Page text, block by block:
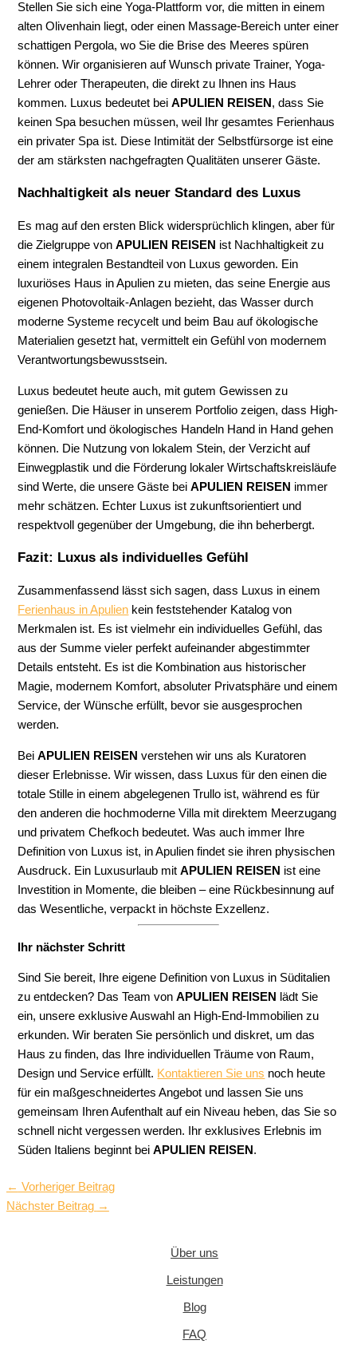
Stellen Sie sich eine Yoga-Plattform vor, die mitten in einem
alten Olivenhain liegt, oder einen Massage-Bereich unter einer
schattigen Pergola, wo Sie die Brise des Meeres spüren
können. Wir organisieren auf Wunsch private Trainer, Yoga-
Lehrer oder Therapeuten, die direkt zu Ihnen ins Haus
kommen. Luxus bedeutet beiAPULIEN REISEN , dass Sie
keinen Spa besuchen müssen, weil Ihr gesamtes Ferienhaus
ein privater Spa ist. Diese Intimität der Selbstfürsorge ist eine
der am stärksten nachgefragten Qualitäten unserer Gäste.
Nachhaltigkeit als neuer Standard des Luxus
Es mag auf den ersten Blick widersprüchlich klingen, aber für
die Zielgruppe vonAPULIEN REISEN ist Nachhaltigkeit zu
einem integralen Bestandteil von Luxus geworden. Ein
luxuriöses Haus in Apulien zu mieten, das seine Energie aus
eigenen Photovoltaik-Anlagen bezieht, das Wasser durch
moderne Systeme recycelt und beim Bau auf ökologische
Materialien gesetzt hat, vermittelt ein Gefühl von modernem
Verantwortungsbewusstsein.
Luxus bedeutet heute auch, mit gutem Gewissen zu
genießen. Die Häuser in unserem Portfolio zeigen, dass High-
End-Komfort und ökologisches Handeln Hand in Hand gehen
können. Die Nutzung von lokalem Stein, der Verzicht auf
Einwegplastik und die Förderung lokaler Wirtschaftskreisläufe
sind Werte, die unsere Gäste beiAPULIEN REISEN immer
mehr schätzen. Echter Luxus ist zukunftsorientiert und
respektvoll gegenüber der Umgebung, die ihn beherbergt.
Fazit: Luxus als individuelles Gefühl
Zusammenfassend lässt sich sagen, dass Luxus in einem
Ferienhaus in Apulien kein feststehender Katalog von
Merkmalen ist. Es ist vielmehr ein individuelles Gefühl, das
aus der Summe vieler perfekt aufeinander abgestimmter
Details entsteht. Es ist die Kombination aus historischer
Magie, modernem Komfort, absoluter Privatsphäre und einem
Service, der Wünsche erfüllt, bevor sie ausgesprochen
werden.
BeiAPULIEN REISEN verstehen wir uns als Kuratoren
dieser Erlebnisse. Wir wissen, dass Luxus für den einen die
totale Stille in einem abgelegenen Trullo ist, während es für
den anderen die hochmoderne Villa mit direktem Meerzugang
und privatem Chefkoch bedeutet. Was auch immer Ihre
Definition von Luxus ist, in Apulien findet sie ihren physischen
Ausdruck. Ein Luxusurlaub mitAPULIEN REISEN ist eine
Investition in Momente, die bleiben – eine Rückbesinnung auf
das Wesentliche, verpackt in höchste Exzellenz.
Ihr nächster Schritt
Sind Sie bereit, Ihre eigene Definition von Luxus in Süditalien
zu entdecken? Das Team vonAPULIEN REISEN
lädt Sie
ein, unsere exklusive Auswahl an High-End-Immobilien zu
erkunden. Wir beraten Sie persönlich und diskret, um das
Haus zu finden, das Ihre individuellen Träume von Raum,
Design und Service erfüllt. Kontaktieren Sie uns noch heute
für ein maßgeschneidertes Angebot und lassen Sie uns
gemeinsam Ihren Aufenthalt auf ein Niveau heben, das Sie so
schnell nicht vergessen werden. Ihr exklusives Erlebnis im
Süden Italiens beginnt beiAPULIEN REISEN .
← Vorheriger Beitrag
Nächster Beitrag →
Über uns
Leistungen
Blog
FAQ